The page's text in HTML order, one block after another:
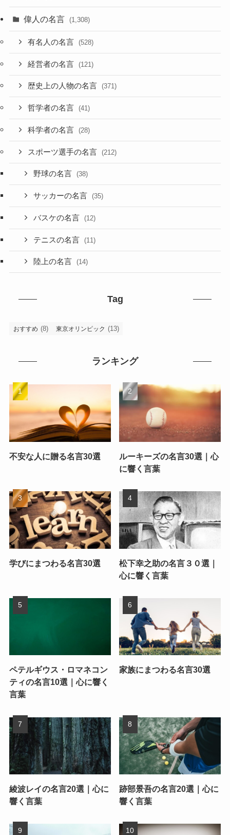
偉人の名言 (1,308)
有名人の名言 (528)
経営者の名言 (121)
歴史上の人物の名言 (371)
哲学者の名言 (41)
科学者の名言 (28)
スポーツ選手の名言 (212)
野球の名言 (38)
サッカーの名言 (35)
バスケの名言 (12)
テニスの名言 (11)
陸上の名言 (14)
Tag
おすすめ (8) 東京オリンピック (13)
ランキング
不安な人に贈る名言30選
ルーキーズの名言30選｜心
に響く言葉
学びにまつわる名言30選
松下幸之助の名言３０選｜
心に響く言葉
ペテルギウス・ロマネコン
ティの名言10選｜心に響く
言葉
家族にまつわる名言30選
綾波レイの名言20選｜心に
響く言葉
跡部景吾の名言20選｜心に
響く言葉